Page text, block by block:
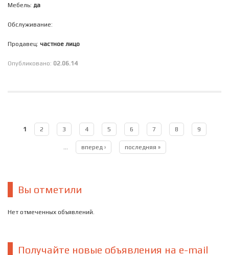
Мебель: да
Обслуживание:
Продавец: частное лицо
Опубликовано: 02.06.14
Страницы
1 2 3 4 5 6 7 8 9
… вперед › последняя »
Вы отметили
Нет отмеченных объявлений.
Получайте новые объявления на e-mail